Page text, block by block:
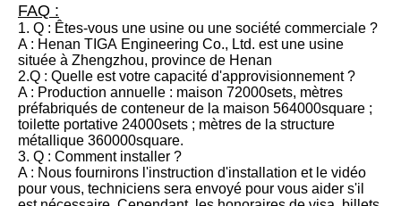
FAQ :
1. Q : Êtes-vous une usine ou une société commerciale ?
A : Henan TIGA Engineering Co., Ltd. est une usine
située à Zhengzhou, province de Henan
2.Q : Quelle est votre capacité d'approvisionnement ?
A : Production annuelle : maison 72000sets, mètres
préfabriqués de conteneur de la maison 564000square ;
toilette portative 24000sets ; mètres de la structure
métallique 360000square.
3. Q : Comment installer ?
A : Nous fournirons l'instruction d'installation et le vidéo
pour vous, techniciens sera envoyé pour vous aider s'il